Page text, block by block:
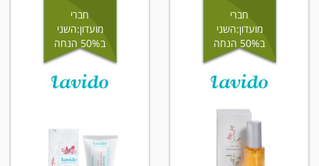
חברי
מועדון:השני
ב50% הנחה
חברי
מועדון:השני
ב50% הנחה